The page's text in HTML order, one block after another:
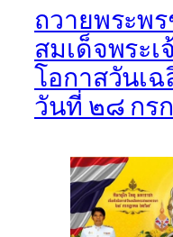
ถวายพระพ
สมเด็จพระเ
โอกาสวันเ
วันที่ ๒๘ กร